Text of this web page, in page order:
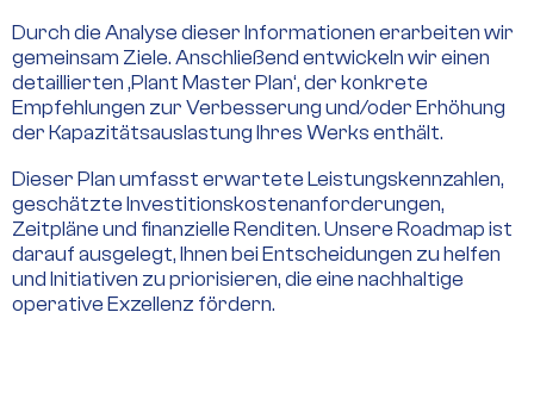
Durch die Analyse dieser Informationen erarbeiten wir
gemeinsam Ziele. Anschließend entwickeln wir einen
detaillierten ‚Plant Master Plan‘, der konkrete
Empfehlungen zur Verbesserung und/oder Erhöhung
der Kapazitätsauslastung Ihres Werks enthält.
Dieser Plan umfasst erwartete Leistungskennzahlen,
geschätzte Investitionskostenanforderungen,
Zeitpläne und finanzielle Renditen. Unsere Roadmap ist
darauf ausgelegt, Ihnen bei Entscheidungen zu helfen
und Initiativen zu priorisieren, die eine nachhaltige
operative Exzellenz fördern.